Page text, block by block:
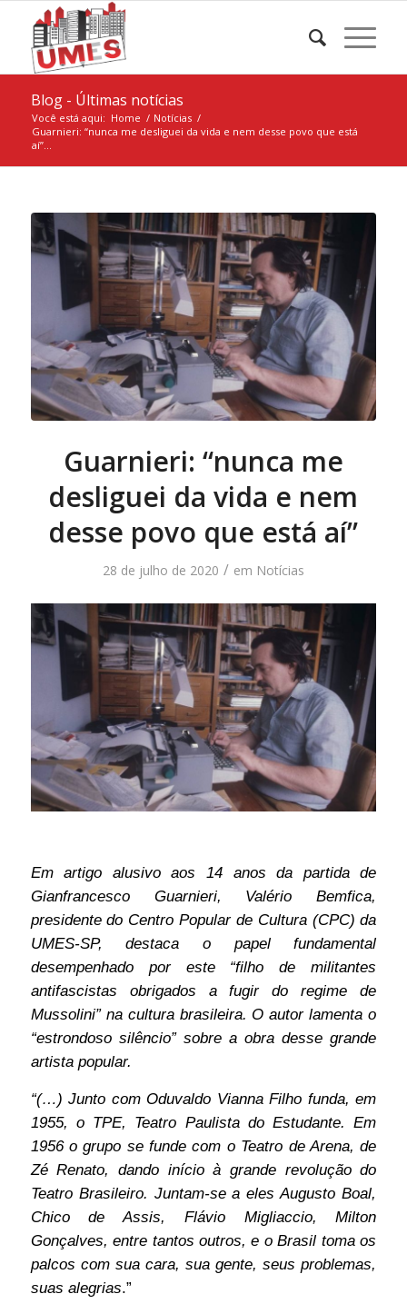
Blog - Últimas notícias
Você está aqui: Home / Notícias /
Guarnieri: “nunca me desliguei da vida e nem desse povo que está
aí”...
Guarnieri: “nunca me
desliguei da vida e nem
desse povo que está aí”
28 de julho de 2020 / em Notícias
Em artigo alusivo aos 14 anos da partida de
Gianfrancesco Guarnieri, Valério Bemfica,
presidente do Centro Popular de Cultura (CPC) da
UMES-SP, destaca o papel fundamental
desempenhado por este “filho de militantes
antifascistas obrigados a fugir do regime de
Mussolini” na cultura brasileira. O autor lamenta o
“estrondoso silêncio” sobre a obra desse grande
artista popular.
“(…) Junto com Oduvaldo Vianna Filho funda, em
1955, o TPE, Teatro Paulista do Estudante. Em
1956 o grupo se funde com o Teatro de Arena, de
Zé Renato, dando início à grande revolução do
Teatro Brasileiro. Juntam-se a eles Augusto Boal,
Chico de Assis, Flávio Migliaccio, Milton
Gonçalves, entre tantos outros, e o Brasil toma os
palcos com sua cara, sua gente, seus problemas,
suas alegrias.”